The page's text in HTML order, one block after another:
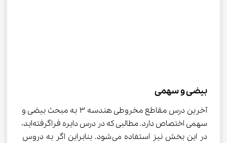
بیضی و سهمی
آخرین درس مقاطع مخروطی هندسه ۳ به مبحث بیضی و
سهمی اختصاص دارد. مطالبی که در درس دایره فراگرفته‌اید،
در این بخش نیز استفاده می‌شود. بنابراین اگر به دروس